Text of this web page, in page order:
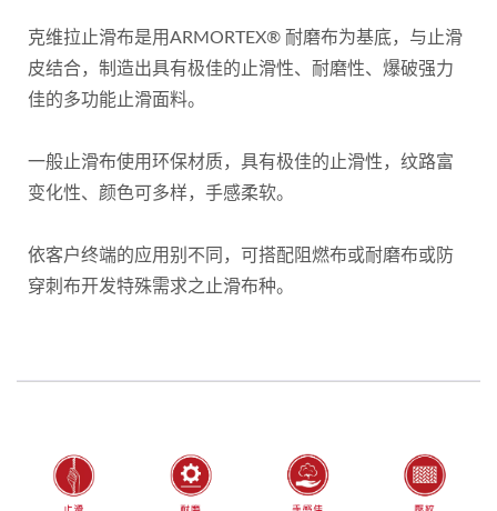
克维拉止滑布是用ARMORTEX® 耐磨布为基底，与止滑
皮结合，制造出具有极佳的止滑性、耐磨性、爆破强力
佳的多功能止滑面料。
一般止滑布使用环保材质，具有极佳的止滑性，纹路富
变化性、颜色可多样，手感柔软。
依客户终端的应用别不同，可搭配阻燃布或耐磨布或防
穿刺布开发特殊需求之止滑布种。